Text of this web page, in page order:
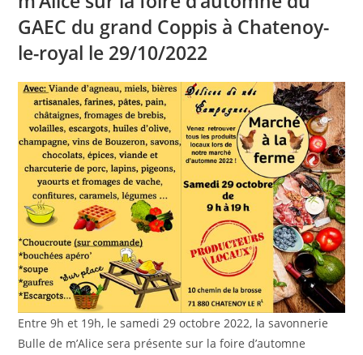
GAEC du grand Coppis à Chatenoy-
le-royal le 29/10/2022
Entre 9h et 19h, le samedi 29 octobre 2022, la savonnerie
Bulle de m’Alice sera présente sur la foire d’automne